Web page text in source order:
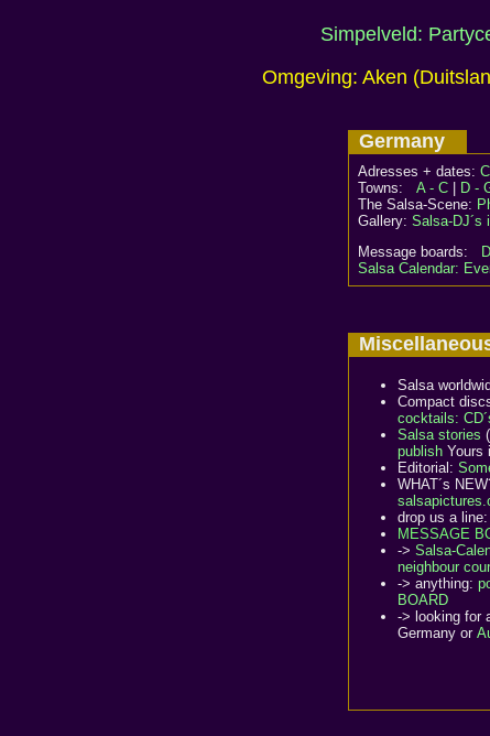
Simpelveld:
Omgeving: Aken
Germany
Adresses + dates:
Towns: A - C D -
The Salsa-Scene:
Gallery: Salsa-DJ´s
Message boards:
Salsa Calendar:
Salsa
Compact
cocktails:
Salsa stories
publish Yours
Editorial:
WHAT´s
drop us a line:
MESSAGE
-> Salsa-
neighbour
-> anything:
BOARD
-> looking for
Germany or